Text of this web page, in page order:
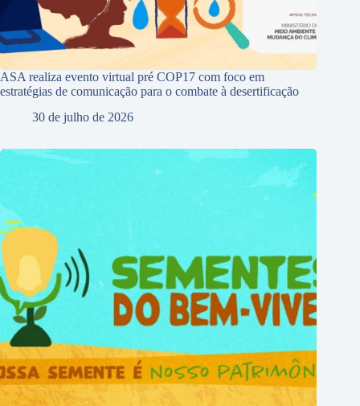
ASA realiza evento virtual pré COP17 com foco em
estratégias de comunicação para o combate à desertificação
30 de julho de 2026